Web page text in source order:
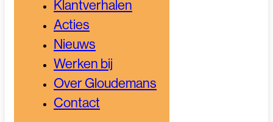
Klantverhalen
Acties
Nieuws
Werken bij
Over Gloudemans
Contact